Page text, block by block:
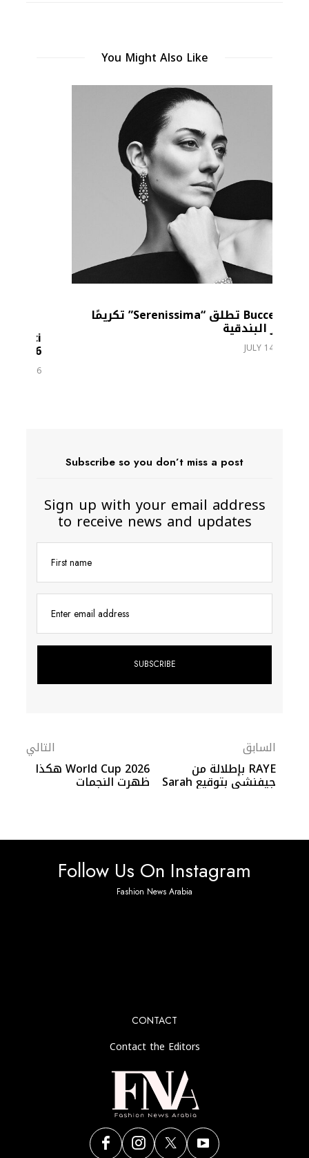
You Might Also Like
Gucci تطلق مجموعة المجوهرات الراقية
2026
JULY 1, 2026
Subscribe so you don’t miss a post
Sign up with your email address
to receive news and updates
First name
Enter email address
السابق
RAYE بإطلالة من
جيفنشي بتوقيع Sarah
Burton
التالي
World Cup 2026 هكذا
ظهرت النجمات
Follow Us On Instagram
Fashion News Arabia
CONTACT
Contact the Editors